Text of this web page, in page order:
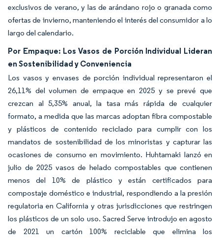
exclusivos de verano, y las de arándano rojo o granada como
ofertas de invierno, manteniendo el interés del consumidor a lo
largo del calendario.
Por Empaque: Los Vasos de Porción Individual Lideran
en Sostenibilidad y Conveniencia
Los vasos y envases de porción individual representaron el
26,11% del volumen de empaque en 2025 y se prevé que
crezcan al 5,35% anual, la tasa más rápida de cualquier
formato, a medida que las marcas adoptan fibra compostable
y plásticos de contenido reciclado para cumplir con los
mandatos de sostenibilidad de los minoristas y capturar las
ocasiones de consumo en movimiento. Huhtamaki lanzó en
julio de 2025 vasos de helado compostables que contienen
menos del 10% de plástico y están certificados para
compostaje doméstico e industrial, respondiendo a la presión
regulatoria en California y otras jurisdicciones que restringen
los plásticos de un solo uso. Sacred Serve introdujo en agosto
de 2021 un cartón 100% reciclable que elimina los